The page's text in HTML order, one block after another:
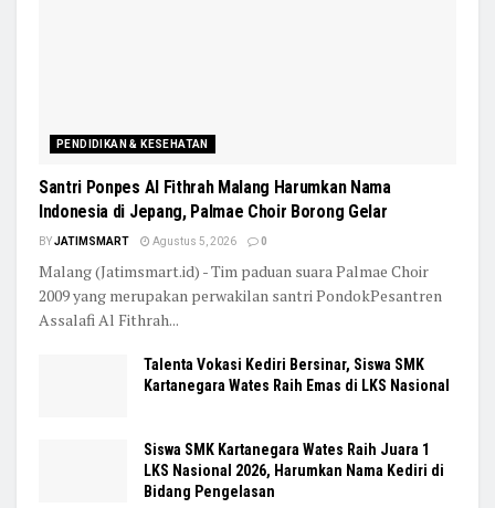
PENDIDIKAN & KESEHATAN
Santri Ponpes Al Fithrah Malang Harumkan Nama
Indonesia di Jepang, Palmae Choir Borong Gelar
BYJATIMSMART Agustus 5, 2026 0
Malang (Jatimsmart.id) - Tim paduan suara Palmae Choir
2009 yang merupakan perwakilan santri PondokPesantren
Assalafi Al Fithrah...
Talenta Vokasi Kediri Bersinar, Siswa SMK
Kartanegara Wates Raih Emas di LKS Nasional
Siswa SMK Kartanegara Wates Raih Juara 1
LKS Nasional 2026, Harumkan Nama Kediri di
Bidang Pengelasan